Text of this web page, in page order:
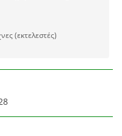
(εκτελεστές)